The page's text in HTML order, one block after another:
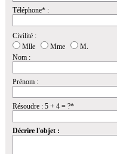
Téléphone* :
Civilité :
Mlle
Mme
M.
Nom :
Prénom :
Résoudre : 5 + 4 = ?*
Décrire l'objet :